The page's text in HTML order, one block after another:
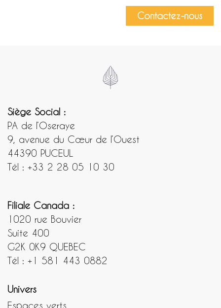
Contactez-nous
Siège Social :
PA de l’Oseraye
9, avenue du Cœur de l’Ouest
44390 PUCEUL
Tél : +33 2 28 05 10 30
Filiale Canada :
1020 rue Bouvier
Suite 400
G2K 0K9 QUEBEC
Tél : +1 581 443 0882
Univers
Espaces verts